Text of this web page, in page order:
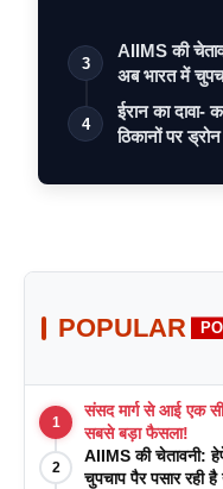
3
AIIMS की
अब भारत में
4
ईरान का
ठिकानों पर
POPULAR
1
संसद मार्ग से आई एक
सबसे बड़ा फैसला!
2
AIIMS की चेतावनी:
चुपचाप पैर पसार रही है